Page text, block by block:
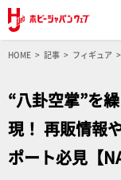
HOME 記事 フィギュア
“八卦空掌”を
現！ 再販情報
ポート必見【